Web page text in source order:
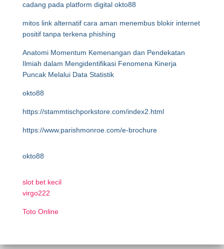
cadang pada platform digital okto88
mitos link alternatif cara aman menembus blokir internet
positif tanpa terkena phishing
Anatomi Momentum Kemenangan dan Pendekatan
Ilmiah dalam Mengidentifikasi Fenomena Kinerja
Puncak Melalui Data Statistik
okto88
https://stammtischporkstore.com/index2.html
https://www.parishmonroe.com/e-brochure
okto88
slot bet kecil
virgo222
Toto Online